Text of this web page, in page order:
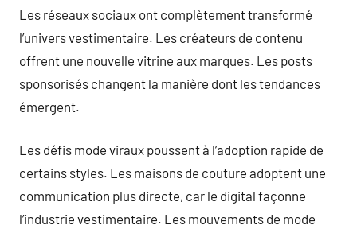
Les réseaux sociaux ont complètement transformé
l’univers vestimentaire. Les créateurs de contenu
offrent une nouvelle vitrine aux marques. Les posts
sponsorisés changent la manière dont les tendances
émergent.
Les défis mode viraux poussent à l’adoption rapide de
certains styles. Les maisons de couture adoptent une
communication plus directe, car le digital façonne
l’industrie vestimentaire. Les mouvements de mode